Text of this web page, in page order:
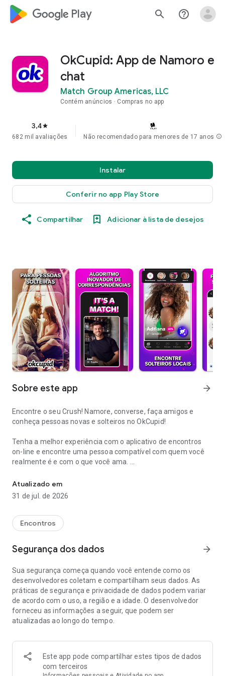
google_logo Play search help_outline
OkCupid: App de Namoro e
chat
Match Group Americas, LLC
Contém anúncios Compras no app
3,4star
682 mil avaliações Não recomendado para menores de 17 anos info
Instalar
Conferir no app Play Store
Compartilhar Adicionar à lista de desejos
Sobre este app arrow_forward
Encontre o seu Crush! Namore, converse, faça amigos e
conheça pessoas novas e solteiros no OkCupid!
Tenha a melhor experiência com o aplicativo de encontros
on-line e encontre uma pessoa compatível com quem você
realmente é e com o que você ama.
O OkCupid tem tudo a ver com encontros on-line inclusivos
para solteiros!
encontros adultos reais para pessoas que sabem o que
querem!
Com o OkCupid, você pode conhecer novos amigos on-line ou
conexões significativas.
Encontre seu parceiro certo e marque um encontro para hoje
à noite!
Este aplicativo de relacionamentos se preocupa com você.
Criamos um ambiente emocionante de encontros on-line
para relacionamentos melhores.
Personalize seu perfil de namoro com seus interesses, suas
expectativas de namoro e deixe o resto por conta do
Atualizado em
31 de jul. de 2026
Encontros
Segurança dos dados arrow_forward
Sua segurança começa quando você entende como os
desenvolvedores coletam e compartilham seus dados. As
práticas de segurança e privacidade de dados podem variar
de acordo com o uso, a região e a idade. O desenvolvedor
forneceu as informações a seguir, que podem ser
atualizadas ao longo do tempo.
Este app pode compartilhar estes tipos de dados
com terceiros